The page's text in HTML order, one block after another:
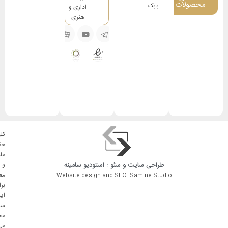
محصولات
بابک
اداری و
هنری
طراحی سایت و سئو : استودیو سامینه
Website design and SEO: Samine Studio
و